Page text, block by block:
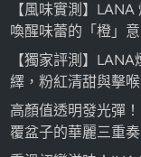
【風味實測】
喚醒味蕾的「橙」意
【獨家評測】
繹，粉紅清甜與擊
高顏值透明發光彈
覆盆子的華麗三重